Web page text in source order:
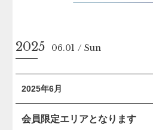
2025 06.01 Sun
2025年6月
会員限定エリアとなります